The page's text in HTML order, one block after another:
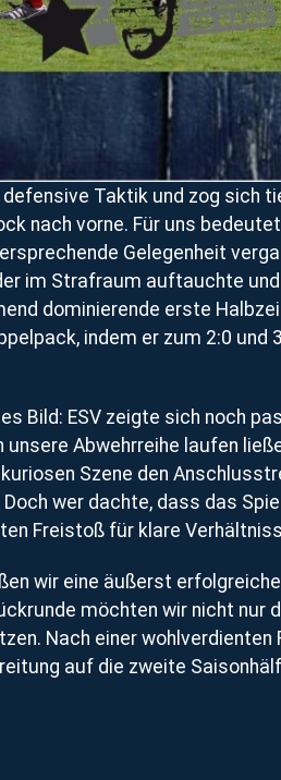
defensive Taktik und zog
nach vorne. Für uns
Gelegenheit
im Strafraum auftauchte
dominierende erste
indem er zum 2:0
Bild: ESV zeigte sich noch
Abwehrreihe laufen
Szene den
wer dachte, dass das
Freistoß für klare
wir eine äußerst
möchten wir nicht
Nach einer
auf die zweite